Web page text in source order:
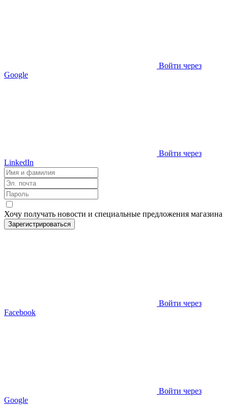
Войти через
Google
Войти через
LinkedIn
Хочу получать новости и специальные предложения магазина
Зарегистрироваться
Войти через
Facebook
Войти через
Google